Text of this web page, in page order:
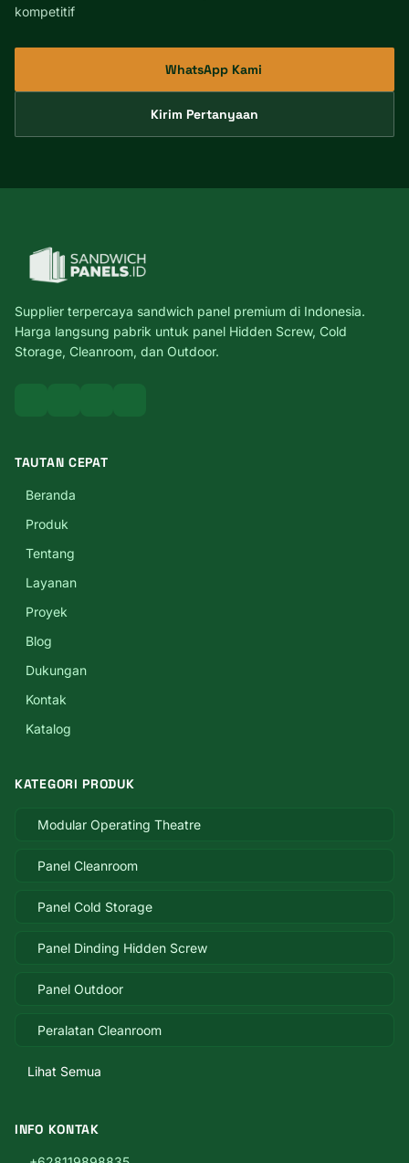
kompetitif
WhatsApp Kami
Kirim Pertanyaan
Supplier terpercaya sandwich panel premium di Indonesia.
Harga langsung pabrik untuk panel Hidden Screw, Cold
Storage, Cleanroom, dan Outdoor.
TAUTAN CEPAT
Beranda
Produk
Tentang
Layanan
Proyek
Blog
Dukungan
Kontak
Katalog
KATEGORI PRODUK
Modular Operating Theatre
Panel Cleanroom
Panel Cold Storage
Panel Dinding Hidden Screw
Panel Outdoor
Peralatan Cleanroom
Lihat Semua
INFO KONTAK